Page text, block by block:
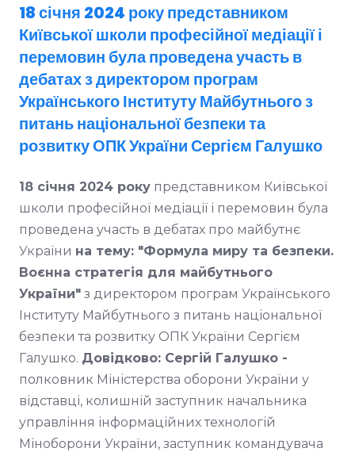
18 січня 2024 року представником
Київської школи професійної медіації і
перемовин була проведена участь в
дебатах з директором програм
Українського Інституту Майбутнього з
питань національної безпеки та
розвитку ОПК України Сергієм Галушко
18 січня 2024 року представником Київської
школи професійної медіації і перемовин була
проведена участь в дебатах про майбутнє
України на тему: "Формула миру та безпеки.
Воєнна стратегія для майбутнього
України" з директором програм Українського
Інституту Майбутнього з питань національної
безпеки та розвитку ОПК України Сергієм
Галушко. Довідково: Сергій Галушко -
полковник Міністерства оборони України у
відставці, колишній заступник начальника
управління інформаційних технологій
Міноборони України, заступник командувача